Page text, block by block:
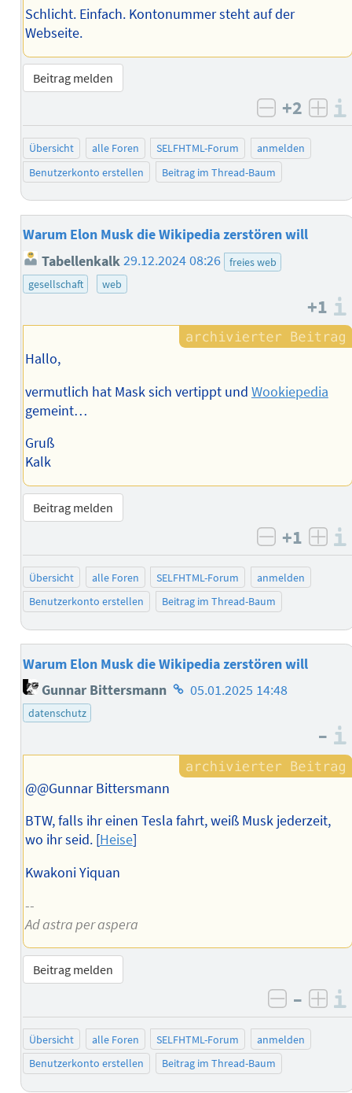
Schlicht. Einfach. Kontonummer steht auf der
Webseite.
Beitrag melden
negativ
+2
Übersicht alle Foren SELFHTML-Forum
anmelden
Benutzerkonto erstellen
Beitrag im Thread-Baum
Warum Elon Musk die Wikipedia zerstören will
Tabellenkalk29.12.2024 08:26
freies web
gesellschaft
web
+1
Hallo,
vermutlich hat Mask sich vertippt und Wookiepedia
gemeint…
Gruß
Kalk
Beitrag melden
negativ
+1
Übersicht alle Foren SELFHTML-Forum
anmelden
Benutzerkonto erstellen
Beitrag im Thread-Baum
Warum Elon Musk die Wikipedia zerstören will
Gunnar Bittersmann Homepage
05.01.2025 14:48
datenschutz
–
@@Gunnar Bittersmann
BTW, falls ihr einen Tesla fahrt, weiß Musk jederzeit,
wo ihr seid. [Heise]
Kwakoni Yiquan
--
Ad astra per aspera
Beitrag melden
negativ
–
Übersicht alle Foren SELFHTML-Forum
anmelden
Benutzerkonto erstellen
Beitrag im Thread-Baum